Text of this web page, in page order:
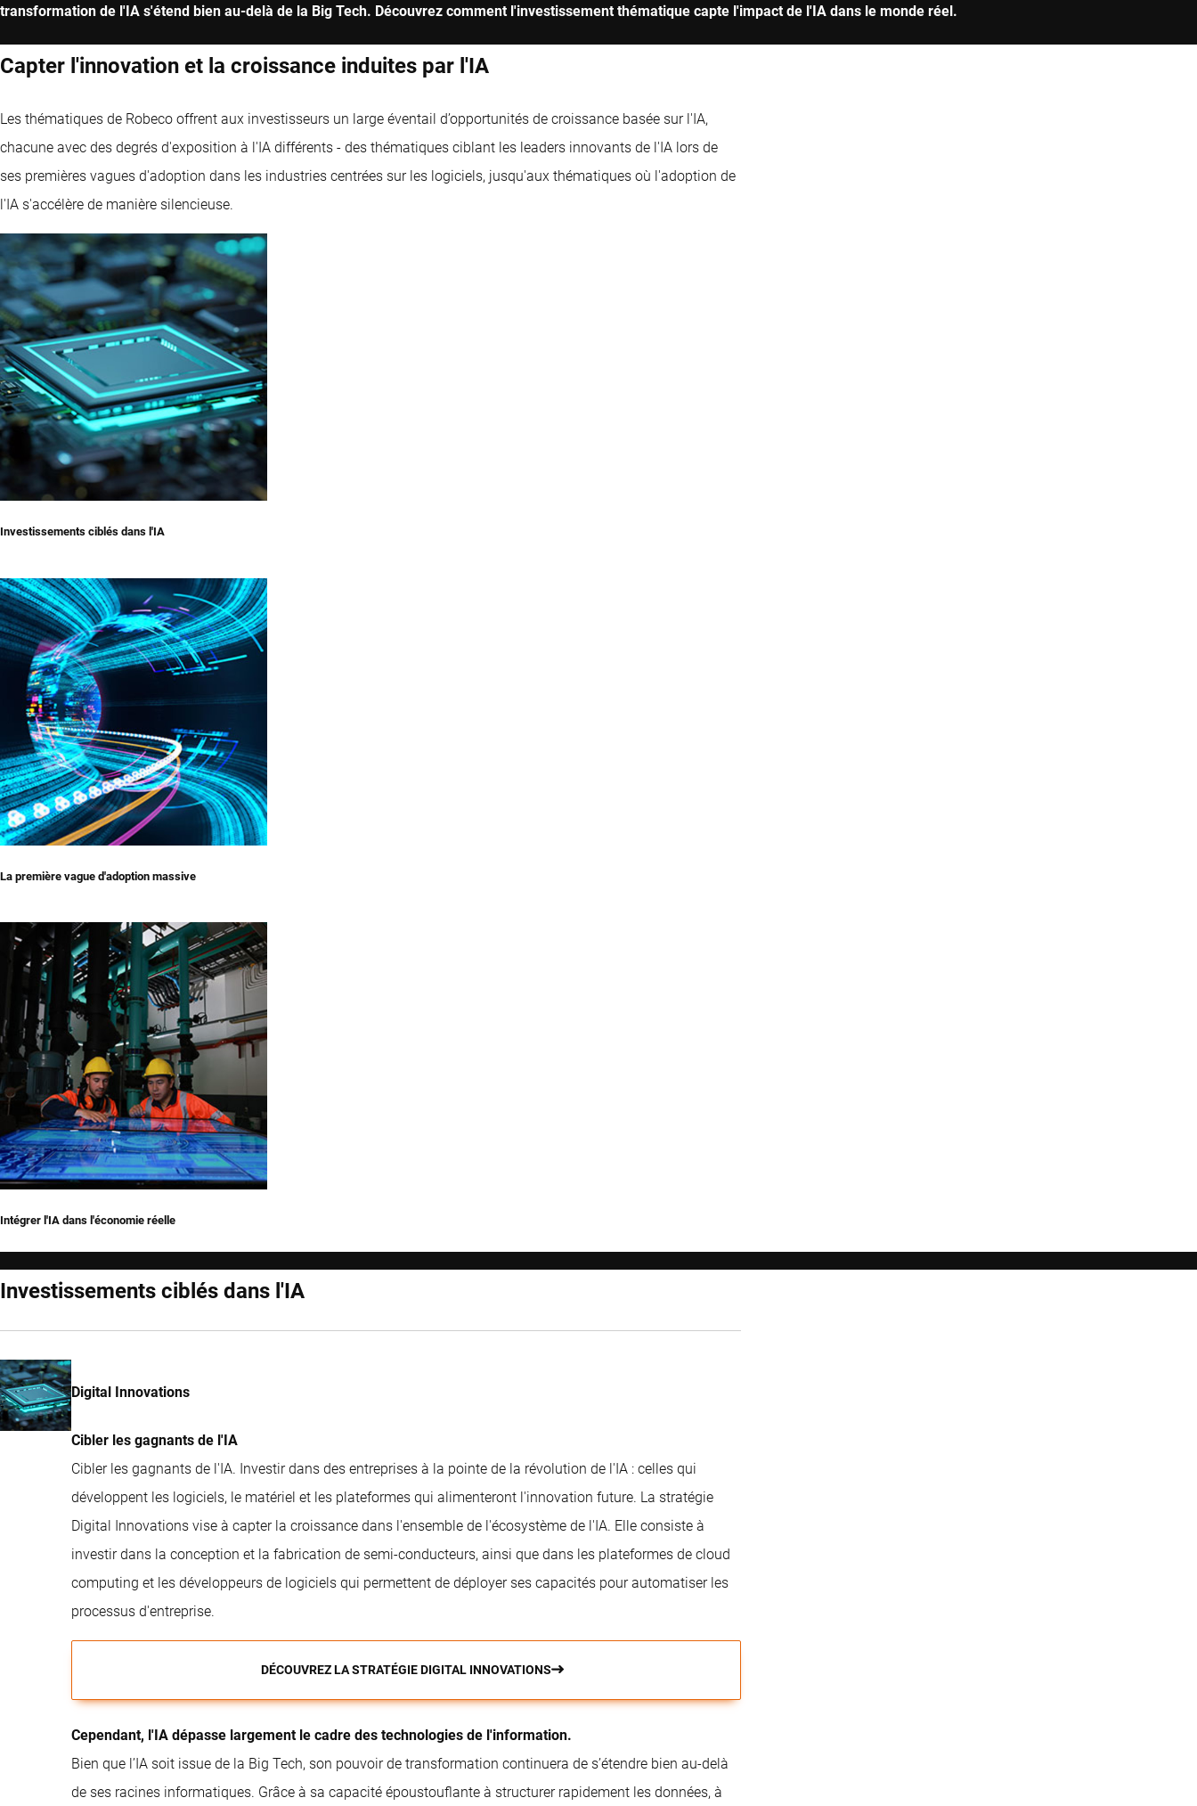
transformation de l'IA s'étend bien au-delà de la Big Tech. Découvrez comment l'investissement thématique capte l'impact de l'IA dans le monde réel.
Capter l'innovation et la croissance induites par l'IA
Les thématiques de Robeco offrent aux investisseurs un large éventail d’opportunités de croissance basée sur l'IA,
chacune avec des degrés d'exposition à l'IA différents - des thématiques ciblant les leaders innovants de l'IA lors de
ses premières vagues d'adoption dans les industries centrées sur les logiciels, jusqu'aux thématiques où l'adoption de
l'IA s'accélère de manière silencieuse.
Investissements ciblés dans l'IA
La première vague d'adoption massive
Intégrer l'IA dans l'économie réelle
Investissements ciblés dans l'IA
Digital Innovations
Cibler les gagnants de l'IA
Cibler les gagnants de l'IA. Investir dans des entreprises à la pointe de la révolution de l'IA : celles qui
développent les logiciels, le matériel et les plateformes qui alimenteront l'innovation future. La stratégie
Digital Innovations vise à capter la croissance dans l'ensemble de l'écosystème de l'IA. Elle consiste à
investir dans la conception et la fabrication de semi-conducteurs, ainsi que dans les plateformes de cloud
computing et les développeurs de logiciels qui permettent de déployer ses capacités pour automatiser les
processus d'entreprise.
DÉCOUVREZ LA STRATÉGIE DIGITAL INNOVATIONS
Cependant, l'IA dépasse largement le cadre des technologies de l'information.
Bien que l’IA soit issue de la Big Tech, son pouvoir de transformation continuera de s’étendre bien au-delà
de ses racines informatiques. Grâce à sa capacité époustouflante à structurer rapidement les données, à